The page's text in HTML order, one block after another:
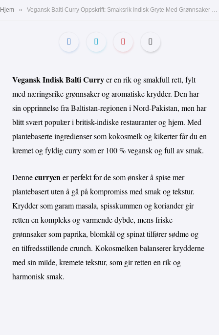
Hjem »
Vegansk Indisk Balti Curryer en rik og smakfull rett, fylt
med næringsrike grønnsaker og aromatiske krydder. Den har
sin opprinnelse fra Baltistan-regionen i Nord-Pakistan, men har
blitt svært populær i britisk-indiske restauranter og hjem. Med
plantebaserte ingredienser som kokosmelk og kikerter får du en
kremet og fyldig curry som er 100 % vegansk og full av smak.
Dennecurryener perfekt for de som ønsker å spise mer
plantebasert uten å gå på kompromiss med smak og tekstur.
Krydder som garam masala, spisskummen og koriander gir
retten en kompleks og varmende dybde, mens friske
grønnsaker som paprika, blomkål og spinat tilfører sødme og
en tilfredsstillende crunch. Kokosmelken balanserer krydderne
med sin milde, kremete tekstur, som gir retten en rik og
harmonisk smak.